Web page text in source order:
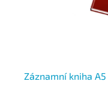
Záznamní kniha